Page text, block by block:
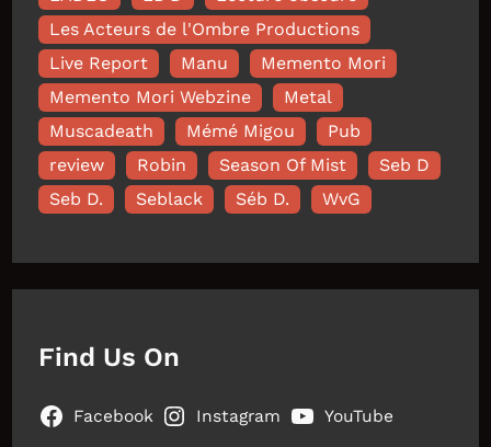
Les Acteurs de l'Ombre Productions
Live Report
Manu
Memento Mori
Memento Mori Webzine
Metal
Muscadeath
Mémé Migou
Pub
review
Robin Season Of Mist
Seb D
Seb D.
Seblack Séb D. WvG
Find Us On
Facebook Instagram YouTube